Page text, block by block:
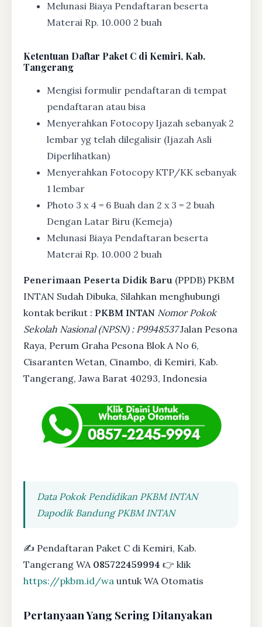
Melunasi Biaya Pendaftaran beserta
Materai Rp. 10.000 2 buah
Ketentuan Daftar Paket C di Kemiri, Kab.
Tangerang
Mengisi formulir pendaftaran di tempat
pendaftaran atau bisa
Menyerahkan Fotocopy Ijazah sebanyak 2
lembar yg telah dilegalisir (Ijazah Asli
Diperlihatkan)
Menyerahkan Fotocopy KTP/KK sebanyak
1 lembar
Photo 3 x 4 = 6 Buah dan 2 x 3 = 2 buah
Dengan Latar Biru (Kemeja)
Melunasi Biaya Pendaftaran beserta
Materai Rp. 10.000 2 buah
Penerimaan Peserta Didik Baru (PPDB) PKBM
INTAN Sudah Dibuka, Silahkan menghubungi
kontak berikut : PKBM INTAN Nomor Pokok
Sekolah Nasional (NPSN) : P9948537Jalan Pesona
Raya, Perum Graha Pesona Blok A No 6,
Cisaranten Wetan, Cinambo, di Kemiri, Kab.
Tangerang, Jawa Barat 40293, Indonesia
Data Pokok Pendidikan PKBM INTAN
Dapodik Bandung PKBM INTAN
✍ Pendaftaran Paket C di Kemiri, Kab.
Tangerang WA 085722459994 👉 klik
https://pkbm.id/wa untuk WA Otomatis
Pertanyaan Yang Sering Ditanyakan